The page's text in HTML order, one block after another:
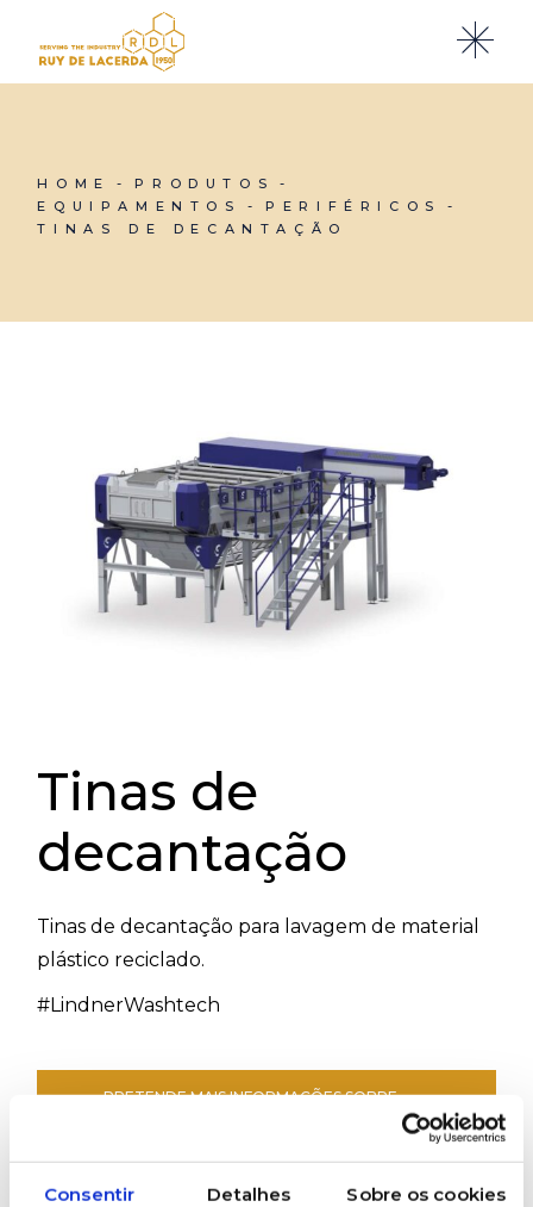
Consentir Detalhes Sobre os cookies
content
HOME
PRODUTOS
EQUIPAMENTOS
PERIFÉRICOS
TINAS DE DECANTAÇÃO
Tinas de
decantação
Tinas de decantação para lavagem de material
plástico reciclado.
#LindnerWashtech
PRETENDE MAIS INFORMAÇÕES SOBRE